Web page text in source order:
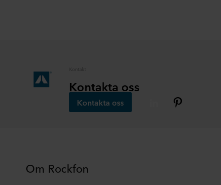
Kontakt
Kontakta oss
Kontakta oss
Om Rockfon